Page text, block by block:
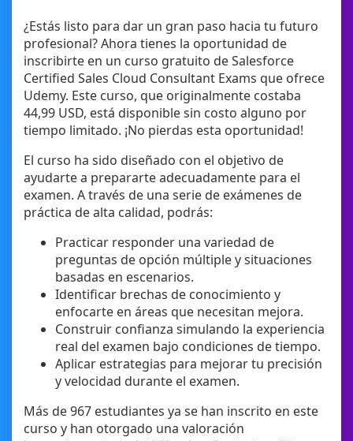
¿Estás listo para dar un gran paso hacia tu futuro
profesional? Ahora tienes la oportunidad de
inscribirte en un curso gratuito de Salesforce
Certified Sales Cloud Consultant Exams que ofrece
Udemy. Este curso, que originalmente costaba
44,99 USD, está disponible sin costo alguno por
tiempo limitado. ¡No pierdas esta oportunidad!
El curso ha sido diseñado con el objetivo de
ayudarte a prepararte adecuadamente para el
examen. A través de una serie de exámenes de
práctica de alta calidad, podrás:
Practicar responder una variedad de
preguntas de opción múltiple y situaciones
basadas en escenarios.
Identificar brechas de conocimiento y
enfocarte en áreas que necesitan mejora.
Construir confianza simulando la experiencia
real del examen bajo condiciones de tiempo.
Aplicar estrategias para mejorar tu precisión
y velocidad durante el examen.
Más de 967 estudiantes ya se han inscrito en este
curso y han otorgado una valoración